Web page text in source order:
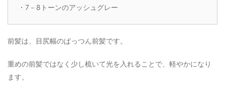
・7－8トーンのアッシュグレー
前髪は、目尻幅のぱっつん前髪です。
重めの前髪ではなく少し梳いて光を入れることで、軽やかになり
ます。